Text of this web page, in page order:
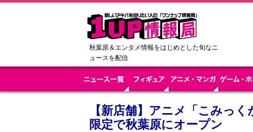
秋葉原＆エンタメ情報をはじめとした旬なニ
ュースを配信
【新店舗】アニメ「こみっ
限定で秋葉原にオープン